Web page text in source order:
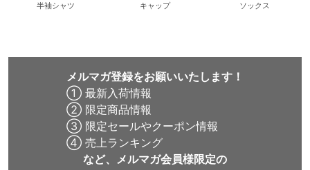
半袖シャツ キャップ ソックス
メルマガ登録をお願いいたします！
① 最新入荷情報
② 限定商品情報
③ 限定セールやクーポン情報
④ 売上ランキング
など、メルマガ会員様限定の